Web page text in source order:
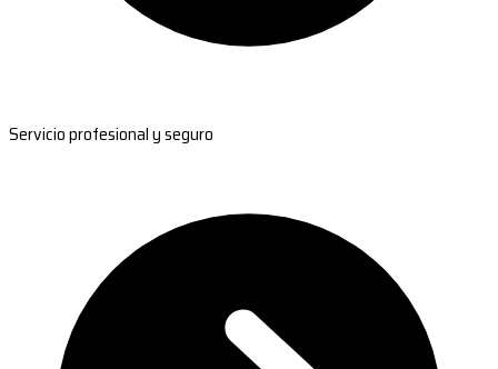
Servicio profesional y seguro